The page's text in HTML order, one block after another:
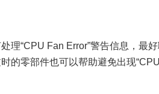
理“CPU Fan Error”警告信息，最
的零部件也可以帮助避免出现“CPU